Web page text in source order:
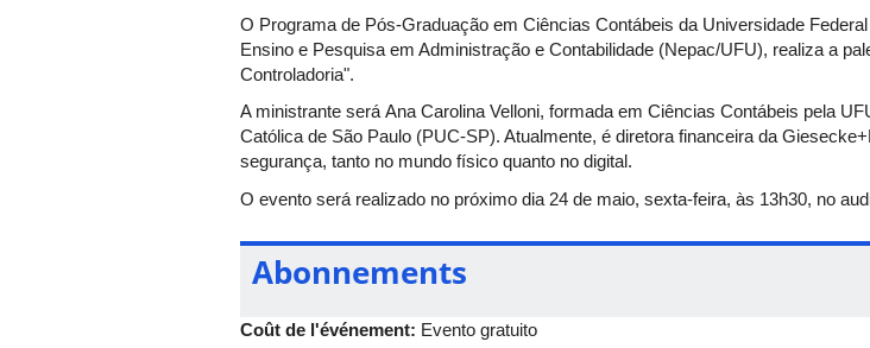
O Programa de Pós-Graduação em Ciências Contábeis da Universidade
Ensino e Pesquisa em Administração e Contabilidade (Nepac/UFU), realiza a
Controladoria".
A ministrante será Ana Carolina Velloni, formada em Ciências Contábeis pela
Católica de São Paulo (PUC-SP). Atualmente, é diretora financeira da
segurança, tanto no mundo físico quanto no digital.
O evento será realizado no próximo dia 24 de maio, sexta-feira, às 13h30, no
Abonnements
Coût de l'événement: Evento gratuito